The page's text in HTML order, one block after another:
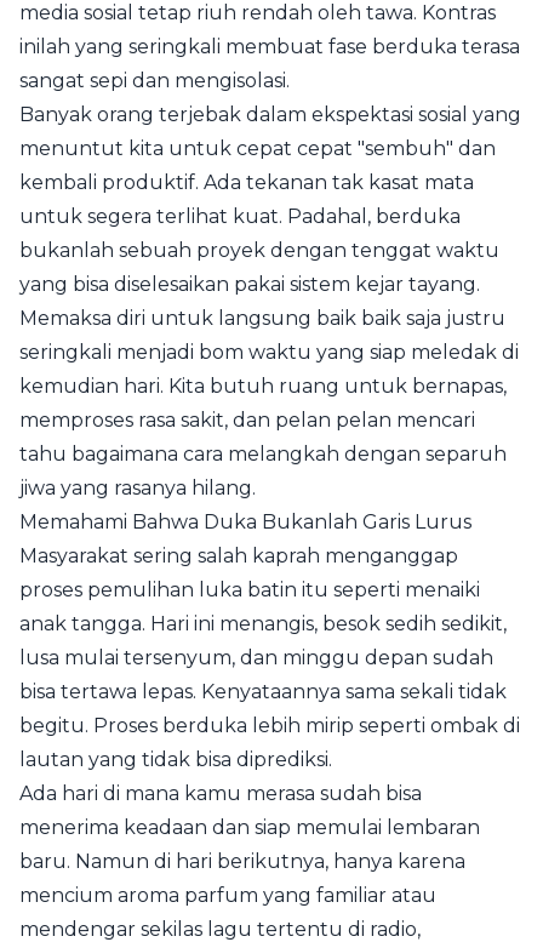
media sosial tetap riuh rendah oleh tawa. Kontras
inilah yang seringkali membuat fase berduka terasa
sangat sepi dan mengisolasi.
Banyak orang terjebak dalam ekspektasi sosial yang
menuntut kita untuk cepat cepat "sembuh" dan
kembali produktif. Ada tekanan tak kasat mata
untuk segera terlihat kuat. Padahal, berduka
bukanlah sebuah proyek dengan tenggat waktu
yang bisa diselesaikan pakai sistem kejar tayang.
Memaksa diri untuk langsung baik baik saja justru
seringkali menjadi bom waktu yang siap meledak di
kemudian hari. Kita butuh ruang untuk bernapas,
memproses rasa sakit, dan pelan pelan mencari
tahu bagaimana cara melangkah dengan separuh
jiwa yang rasanya hilang.
Memahami Bahwa Duka Bukanlah Garis Lurus
Masyarakat sering salah kaprah menganggap
proses pemulihan luka batin itu seperti menaiki
anak tangga. Hari ini menangis, besok sedih sedikit,
lusa mulai tersenyum, dan minggu depan sudah
bisa tertawa lepas. Kenyataannya sama sekali tidak
begitu. Proses berduka lebih mirip seperti ombak di
lautan yang tidak bisa diprediksi.
Ada hari di mana kamu merasa sudah bisa
menerima keadaan dan siap memulai lembaran
baru. Namun di hari berikutnya, hanya karena
mencium aroma parfum yang familiar atau
mendengar sekilas lagu tertentu di radio,